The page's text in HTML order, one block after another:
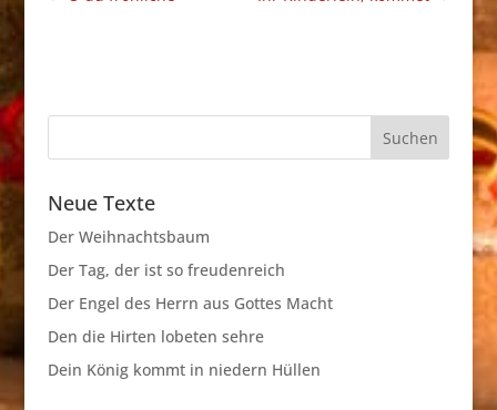
Neue Texte
Der Weihnachtsbaum
Der Tag, der ist so freudenreich
Der Engel des Herrn aus Gottes Macht
Den die Hirten lobeten sehre
Dein König kommt in niedern Hüllen